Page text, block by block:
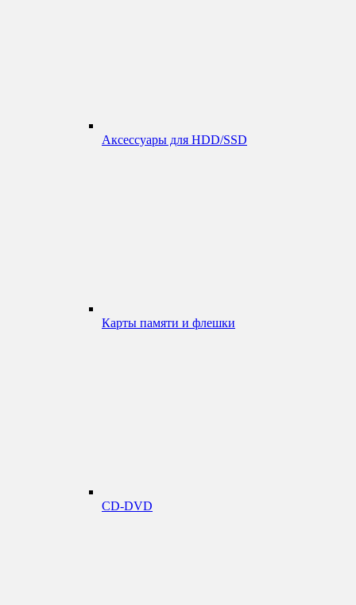
Аксессуары для HDD/SSD
Карты памяти и флешки
CD-DVD